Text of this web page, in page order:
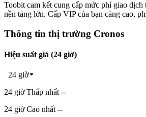
Toobit cam kết cung cấp mức phí giao dịch
nền tảng lớn. Cấp VIP của bạn càng cao,
Thông tin thị trường Cronos
Hiệu suất giá (24 giờ)
24 giờ
24 giờ Thấp nhất --
24 giờ Cao nhất --